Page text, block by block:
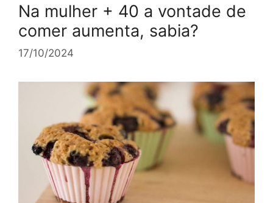
Na mulher + 40 a vontade de
comer aumenta, sabia?
17/10/2024